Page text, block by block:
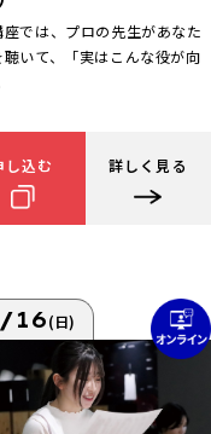
座では、プロの先生があなた
聴いて、「実はこんな役が向
し込む 詳しく見る
16(日)